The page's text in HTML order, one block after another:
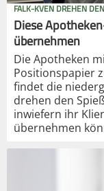
FALK-KVEN DREHEN DEN
Diese
übernehmen
Die Apotheken
Positionspapier
findet die
drehen den
inwiefern ihr
übernehmen